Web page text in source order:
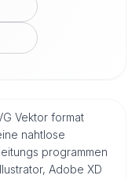
Vektor format
nahtlose
programmen
Adobe XD